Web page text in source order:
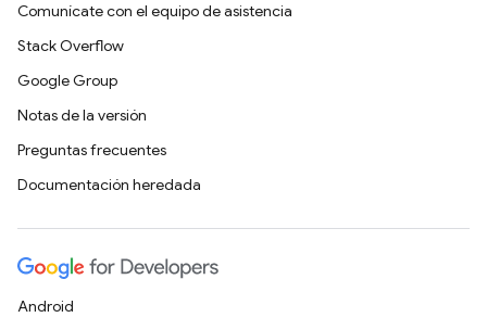
Comunícate con el equipo de asistencia
Stack Overflow
Google Group
Notas de la versión
Preguntas frecuentes
Documentación heredada
Android